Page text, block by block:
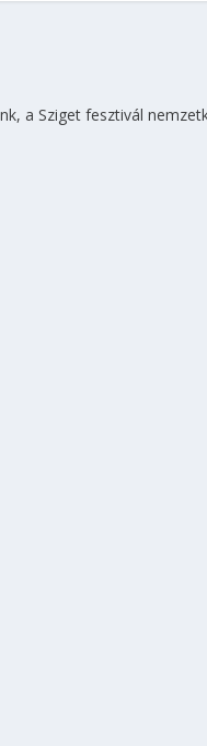
a Sziget fesztivál